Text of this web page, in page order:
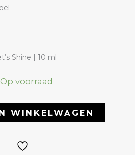
Shine | 10 ml
Op voorraad
WINKELWAGEN